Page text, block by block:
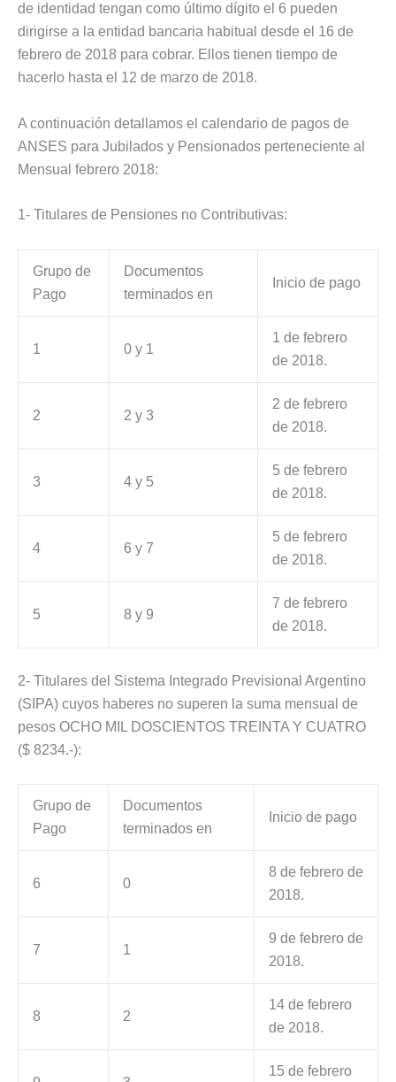
de identidad tengan como último dígito el 6 pueden
dirigirse a la entidad bancaria habitual desde el 16 de
febrero de 2018 para cobrar. Ellos tienen tiempo de
hacerlo hasta el 12 de marzo de 2018.
A continuación detallamos el calendario de pagos de
ANSES para Jubilados y Pensionados perteneciente al
Mensual febrero 2018:
1- Titulares de Pensiones no Contributivas:
Grupo de
Pago
Documentos
terminados en
Inicio de pago
1 0 y 1
1 de febrero
de 2018.
2 2 y 3
2 de febrero
de 2018.
3 4 y 5
5 de febrero
de 2018.
4 6 y 7
5 de febrero
de 2018.
5 8 y 9
7 de febrero
de 2018.
2- Titulares del Sistema Integrado Previsional Argentino
(SIPA) cuyos haberes no superen la suma mensual de
pesos OCHO MIL DOSCIENTOS TREINTA Y CUATRO
($ 8234.-):
Grupo de
Pago
Documentos
terminados en
Inicio de pago
6 0
8 de febrero de
2018.
7 1
9 de febrero de
2018.
8 2
14 de febrero
de 2018.
15 de febrero